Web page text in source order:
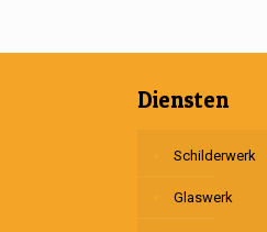
Diensten
Schilderwerk
Glaswerk